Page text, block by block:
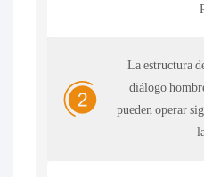
La estructura
diálogo
pueden operar